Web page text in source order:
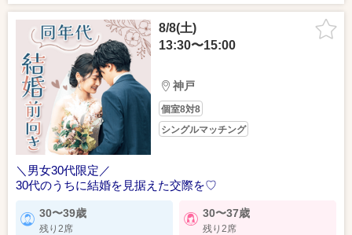
8/8(土)
13:30〜15:00
神戸
個室8対8
シングルマッチング
＼男女30代限定／
30代のうちに結婚を見据えた交際を♡
30〜39歳
残り2席
30〜37歳
残り2席